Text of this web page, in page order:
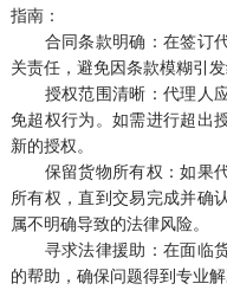
指南：
合同条款明确：在签订代
关责任，避免因条款模糊引发
授权范围清晰：代理人应
免超权行为。如需进行超出
新的授权。
保留货物所有权：如果代
所有权，直到交易完成并确
属不明确导致的法律风险。
寻求法律援助：在面临货
的帮助，确保问题得到专业